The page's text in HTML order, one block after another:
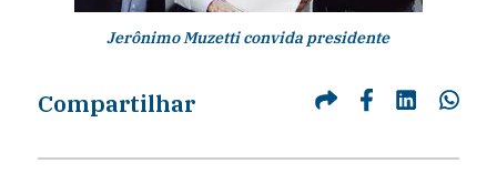
Jerônimo Muzetti convida presidente
Compartilhar